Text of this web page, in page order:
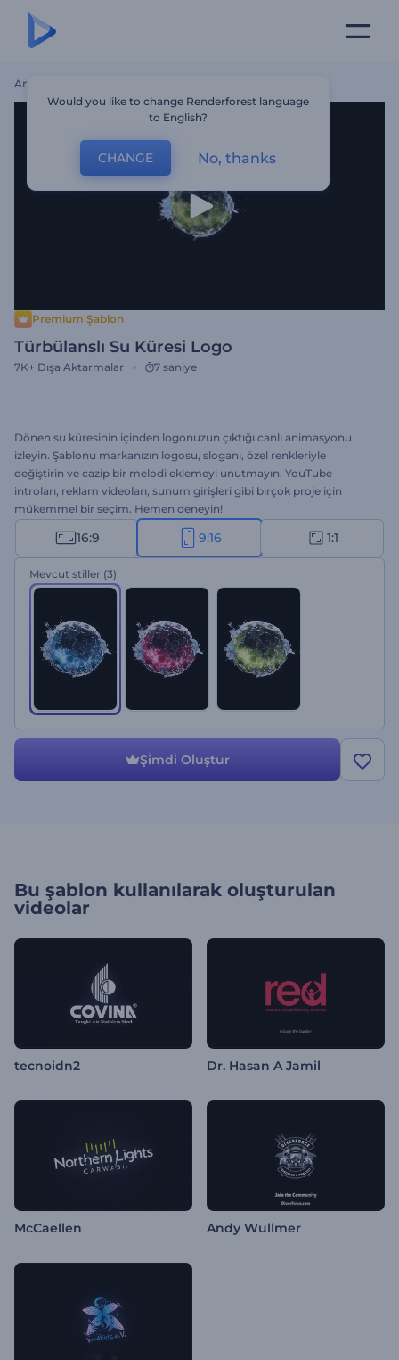
Ana Sayfa
Premium Şablon
Türbülanslı Su Küresi Logo
7K+ Dışa Aktarmalar 7 saniye
Dönen su küresinin içinden logonuzun çıktığı canlı animasyonu
izleyin. Şablonu markanızın logosu, sloganı, özel renkleriyle
değiştirin ve cazip bir melodi eklemeyi unutmayın. YouTube
introları, reklam videoları, sunum girişleri gibi birçok proje için
mükemmel bir seçim. Hemen deneyin!
16:9 9:16 1:1
Mevcut stiller (3)
Şi̇mdi̇ Oluştur
Bu şablon kullanılarak oluşturulan
videolar
tecnoidn2 Dr. Hasan A Jamil
McCaellen Andy Wullmer
Would you like to change Renderforest language
to English?
CHANGE No, thanks